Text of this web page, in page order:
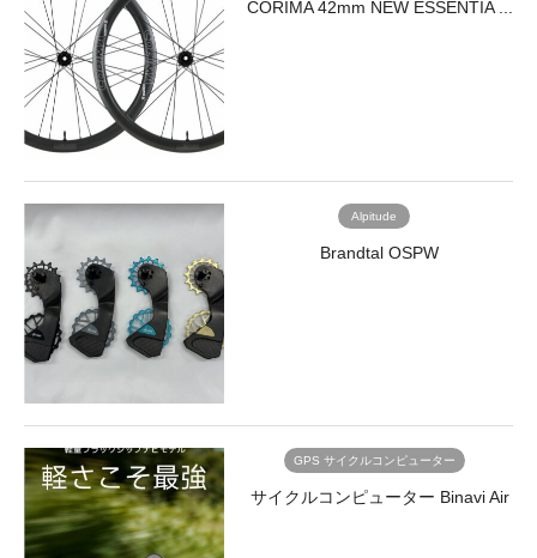
CORIMA 42mm NEW ESSENTIA ...
Alpitude
Brandtal OSPW
GPS サイクルコンピューター
サイクルコンピューター Binavi Air